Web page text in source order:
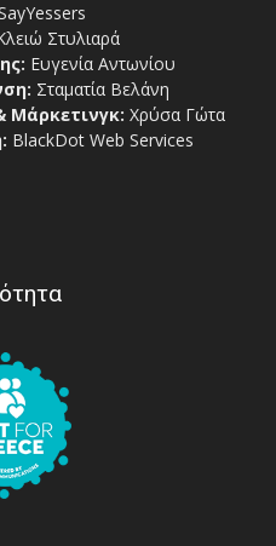
Στυλιαρά
Ευγενία Αντωνίου
Σταματία Βελάνη
Μάρκετινγκ: Χρύσα Γώτα
BlackDot Web Services